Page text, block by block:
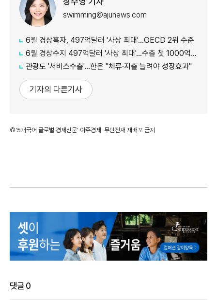
swimming@ajunews.com
6월 경상흑자, 497억달러 '사상 최대'…OECD 2위 수준
6월 경상수지 497억달러 '사상 최대'…수출 첫 1000억달러 돌파
관광도 '서비스수출'…한은 "체류·지출 늘려야 성장효과"
기자의 다른기사
©'5개국어 글로벌 경제신문' 아주경제. 무단전재·재배포 금지
댓글0